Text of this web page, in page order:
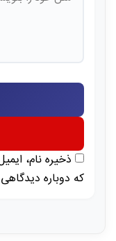
ذخیره نام،
که دوباره